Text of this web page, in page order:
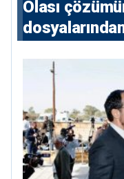
Olası